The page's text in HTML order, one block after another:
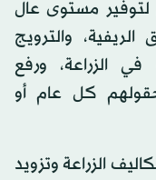
لتوفير مستوى عال
والترويج
في الزراعة، ورفع
حقولهم كل عام أو
الزراعة وتزويد